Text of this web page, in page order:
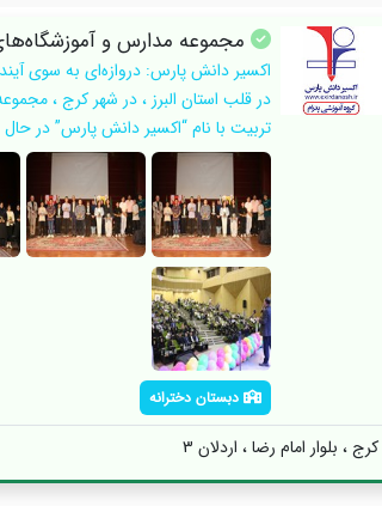
مجموعه مدارس و
اکسیر دانش پارس: دروازه‌ای به سوی
در قلب استان البرز ، در شهر کرج ،
تربیت با نام “اکسیر دانش پارس” در
دبستان دخترانه
کرج ، بلوار امام رضا ، اردلان 3